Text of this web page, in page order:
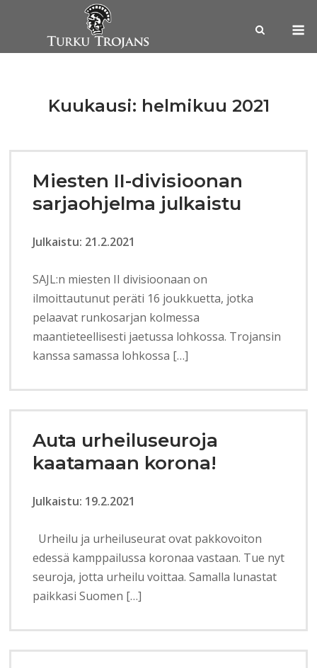
Kuukausi: helmikuu 2021
Miesten II-divisioonan
sarjaohjelma julkaistu
Julkaistu: 21.2.2021
SAJL:n miesten II divisioonaan on
ilmoittautunut peräti 16 joukkuetta, jotka
pelaavat runkosarjan kolmessa
maantieteellisesti jaetussa lohkossa. Trojansin
kanssa samassa lohkossa […]
Auta urheiluseuroja
kaatamaan korona!
Julkaistu: 19.2.2021
Urheilu ja urheiluseurat ovat pakkovoiton
edessä kamppailussa koronaa vastaan. Tue nyt
seuroja, jotta urheilu voittaa. Samalla lunastat
paikkasi Suomen […]